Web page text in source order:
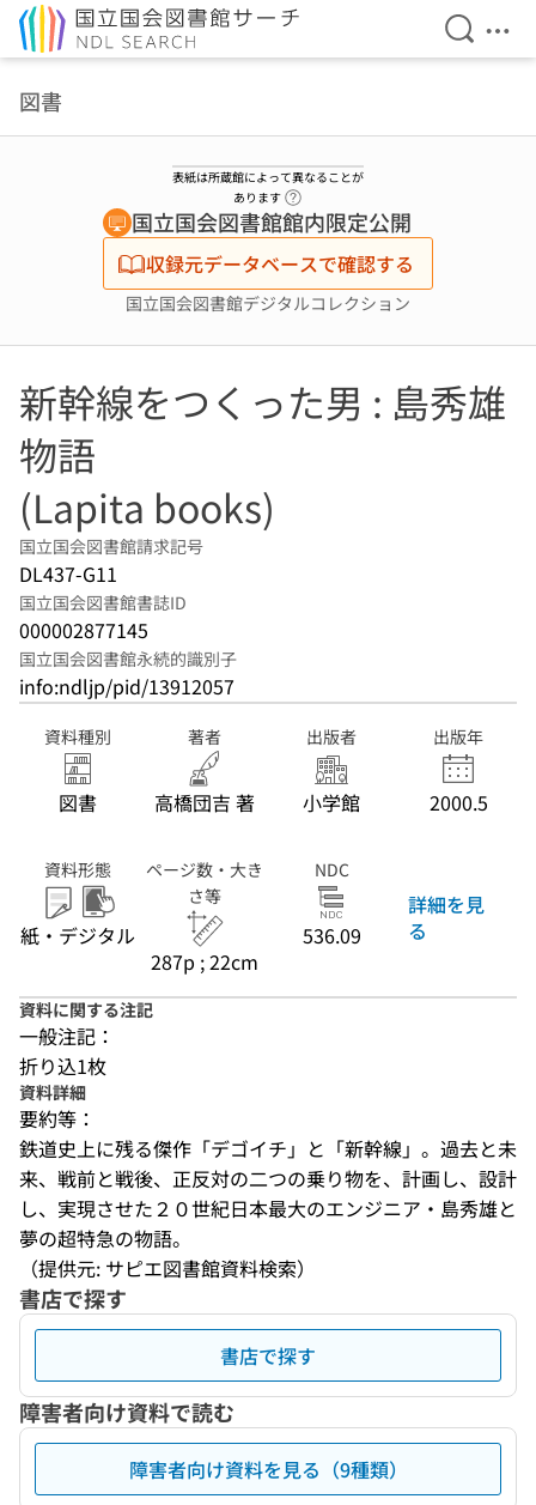
検索を
メ
図書
表紙は所蔵館によって異なることが
あります
国立国会図書館館内限定公開
収録元データベースで確認する
国立国会図書館デジタルコレクション
新幹線をつくった男 : 島秀雄
物語
(Lapita books)
国立国会図書館請求記号
DL437-G11
国立国会図書館書誌ID
000002877145
国立国会図書館永続的識別子
info:ndljp/pid/13912057
資料種別
図書
著者
高橋団吉 著
出版者
小学館
出版年
2000.5
資料形態
紙・デジタル
ページ数・大き
さ等
287p ; 22cm
NDC
536.09
詳細を見
る
資料に関する注記
一般注記：
折り込1枚
資料詳細
要約等：
鉄道史上に残る傑作「デゴイチ」と「新幹線」。過去と未
来、戦前と戦後、正反対の二つの乗り物を、計画し、設計
し、実現させた２０世紀日本最大のエンジニア・島秀雄と
夢の超特急の物語。
（提供元: サピエ図書館資料検索）
書店で探す
書店で探す
障害者向け資料で読む
障害者向け資料を見る（9種類）